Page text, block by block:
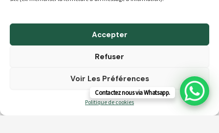
Accepter
Refuser
Voir Les Préférences
Politique de cookies
Blog
CGV
Politique de cookies (UE)
Contactez nous via Whatsapp.